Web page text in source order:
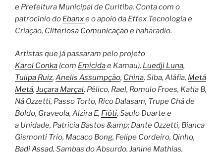
e Prefeitura Municipal de Curitiba. Conta com o
patrocínio do Ebanxe o apoio da Effex Tecnologia e
Criação, Cliteriosa Comunicaçãoe haharadio.
Artistas que já passaram pelo projeto
Karol Conka (com Emicidae Kamau), Luedji Luna,
Tulipa Ruiz, Anelis Assumpção, China, Siba, Aláfia, Metá
Metá, Juçara Marçal, Pélico, Rael, Romulo Froes, Katia B,
Ná Ozzetti, Passo Torto, Rico Dalasam, Trupe Chá de
Boldo, Graveola, Alzira E, Fióti, Saulo Duarte e
a Unidade, Patricia Bastos &amp; Dante Ozzetti, Bianca
Gismonti Trio, Macaco Bong, Felipe Cordeiro, Qinho,
Badi Assad, Sambas do Absurdo, Janine Mathias,